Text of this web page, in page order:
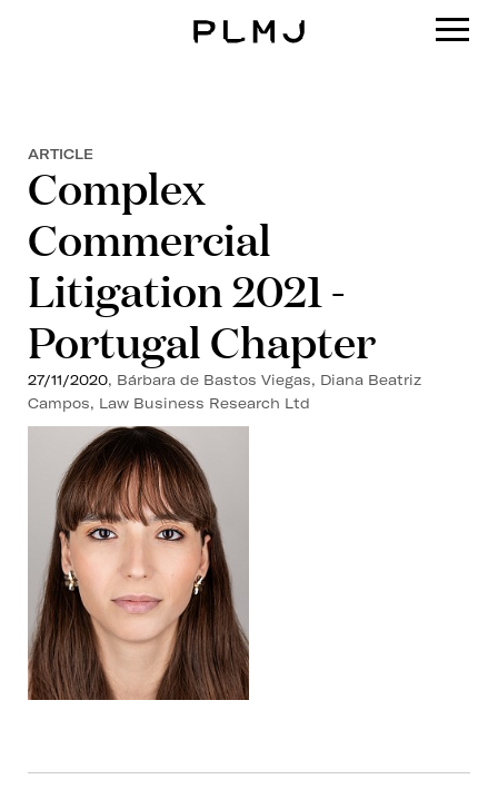
ARTICLE
Complex
Commercial
Litigation 2021 -
Portugal Chapter
27/11/2020, Bárbara de Bastos Viegas, Diana Beatriz
Campos, Law Business Research Ltd